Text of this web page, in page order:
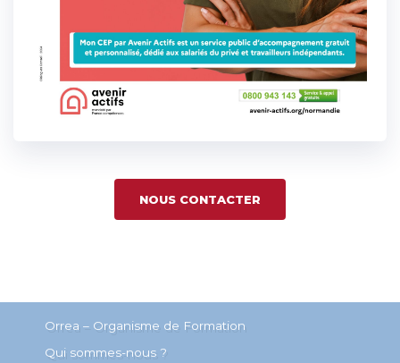
NOUS CONTACTER
Orrea – Organisme de Formation
Qui sommes-nous ?